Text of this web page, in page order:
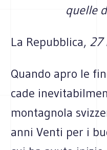
quelle
La Repubblica, 27
Quando apro le
cade
montagnola
anni Venti per i